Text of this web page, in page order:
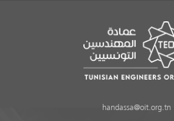
handassa@oit.org.tn